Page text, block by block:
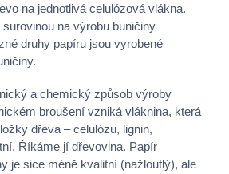
na jednotlivá celulózová vlákna.
na výrobu buničiny
druhy papíru jsou vyrobené
a chemický způsob výroby
broušení vzniká vláknina, která
dřeva – celulózu, lignin,
Říkáme jí dřevovina. Papír
je sice méně kvalitní (nažloutlý), ale